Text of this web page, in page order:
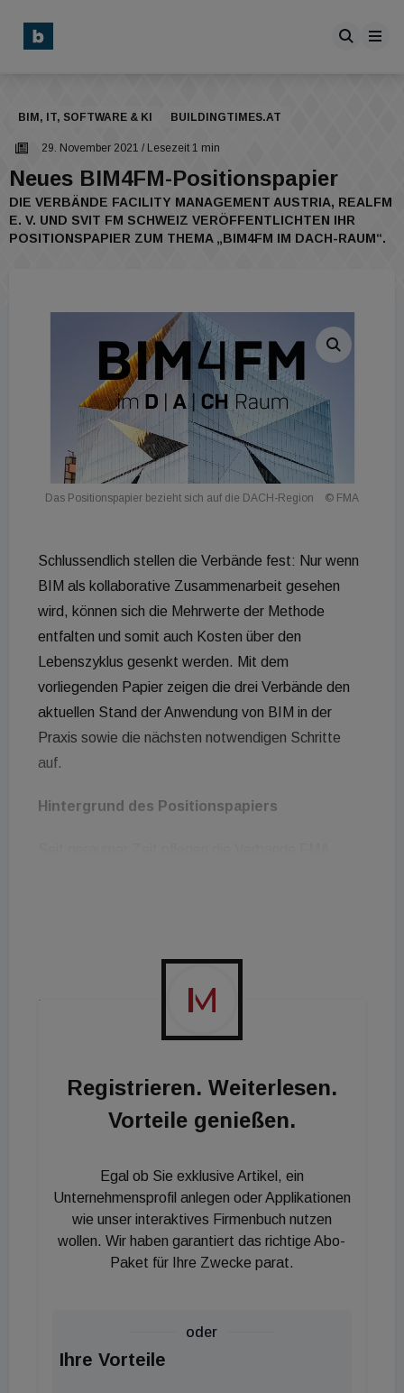
BIM, IT, SOFTWARE & KI BUILDINGTIMES.AT
29. November 2021 / Lesezeit 1 min
Neues BIM4FM-Positionspapier
DIE VERBÄNDE FACILITY MANAGEMENT AUSTRIA, REALFM
E. V. UND SVIT FM SCHWEIZ VERÖFFENTLICHTEN IHR
POSITIONSPAPIER ZUM THEMA „BIM4FM IM DACH-RAUM“.
Das Positionspapier bezieht sich auf die DACH-Region © FMA
Schlussendlich stellen die Verbände fest: Nur wenn
BIM als kollaborative Zusammenarbeit gesehen
wird, können sich die Mehrwerte der Methode
entfalten und somit auch Kosten über den
Lebenszyklus gesenkt werden. Mit dem
vorliegenden Papier zeigen die drei Verbände den
aktuellen Stand der Anwendung von BIM in der
Praxis sowie die nächsten notwendigen Schritte
auf.
Hintergrund des Positionspapiers
Weiterentwicklung der BIMMethode mit dem Fokus
Immobilie an. Die resultierenden
Prozessveränderungen sollen insbesondere genutzt
werden, um die Interessen des Betriebes bereits
Mit BIM ist es nunmehr notwendig, auch die
Informationsanforderungen unter Berücksichtigung
der Betreiber- und Nutzeranforderungen vorgängig
definieren. Nur so kann sichergestellt werden, dass
Registrieren. Weiterlesen.
Vorteile genießen.
Egal ob Sie exklusive Artikel, ein
Unternehmensprofil anlegen oder Applikationen
wie unser interaktives Firmenbuch nutzen
wollen. Wir haben garantiert das richtige Abo-
Paket für Ihre Zwecke parat.
oder
Ihre Vorteile